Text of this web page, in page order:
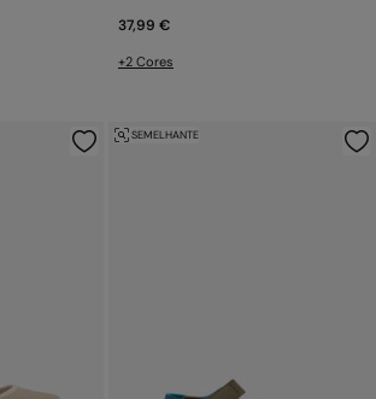
37,99 €
+2 Cores
SEMELHANTE